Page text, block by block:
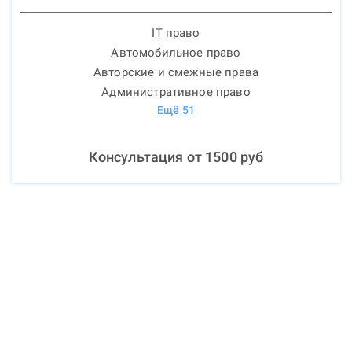
IT право
Автомобильное право
Авторские и смежные права
Административное право
Ещё 51
Консультация от 1500руб